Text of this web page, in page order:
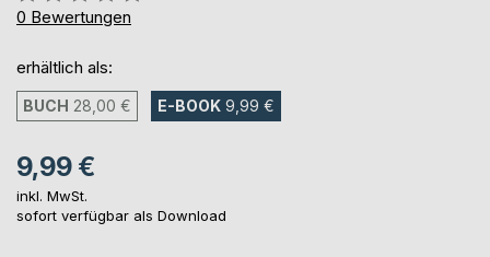
0%
0 Bewertungen
erhältlich als:
BUCH 28,00 € E-BOOK 9,99 €
9,99 €
inkl. MwSt.
sofort verfügbar als Download